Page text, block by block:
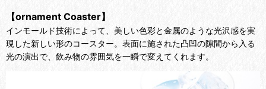
【ornament Coaster】
インモールド技術によって、美しい色彩と金属のような光沢感を実
現した新しい形のコースター。 表面に施された凸凹の隙間から入る
光の演出で、飲み物の雰囲気を一瞬で変えてくれます。